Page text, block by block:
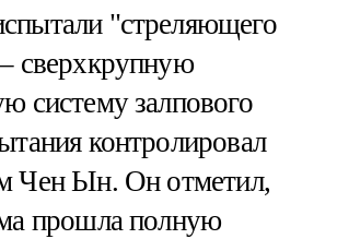
"стреляющего
сверхкрупную
систему залпового
контролировал
Чен Ын. Он отметил,
прошла полную